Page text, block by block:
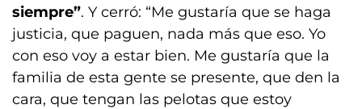
siempre”. Y cerró: “Me gustaría que se haga
justicia, que paguen, nada más que eso. Yo
con eso voy a estar bien. Me gustaría que la
familia de esta gente se presente, que den la
cara, que tengan las pelotas que estoy